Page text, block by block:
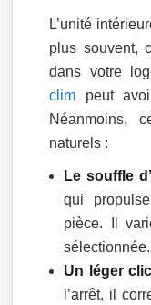
L’unité
plus souvent,
dans votre
clim peut
Néanmoins,
naturels :
Le souffle
qui
pièce. Il
sélectionnée.
Un léger clic
l’arrêt, il